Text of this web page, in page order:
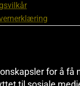
om angrerett og
for å få